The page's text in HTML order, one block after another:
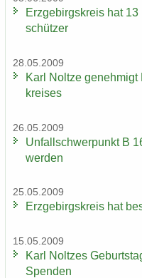
Erz­ge­birgs­kreis hat
schüt­zer
28.05.2009
Karl Nolt­ze
krei­ses
26.05.2009
Un­fall­schwer­punkt B
wer­den
25.05.2009
Erz­ge­birgs­kreis hat
15.05.2009
Karl Nolt­zes
Spen­den